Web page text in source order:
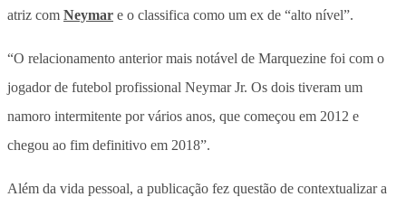
atriz com Neymar e o classifica como um ex de “alto nível”.
“O relacionamento anterior mais notável de Marquezine foi com o
jogador de futebol profissional Neymar Jr. Os dois tiveram um
namoro intermitente por vários anos, que começou em 2012 e
chegou ao fim definitivo em 2018”.
Além da vida pessoal, a publicação fez questão de contextualizar a